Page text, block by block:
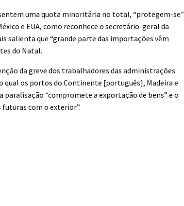
uma quota minoritária no total, “protegem-se”
e EUA, como reconhece o secretário-geral da
salienta que “grande parte das importações vêm
do Natal.
da greve dos trabalhadores das administrações
os portos do Continente [português], Madeira e
paralisação “compromete a exportação de bens” e o
futuras com o exterior”.